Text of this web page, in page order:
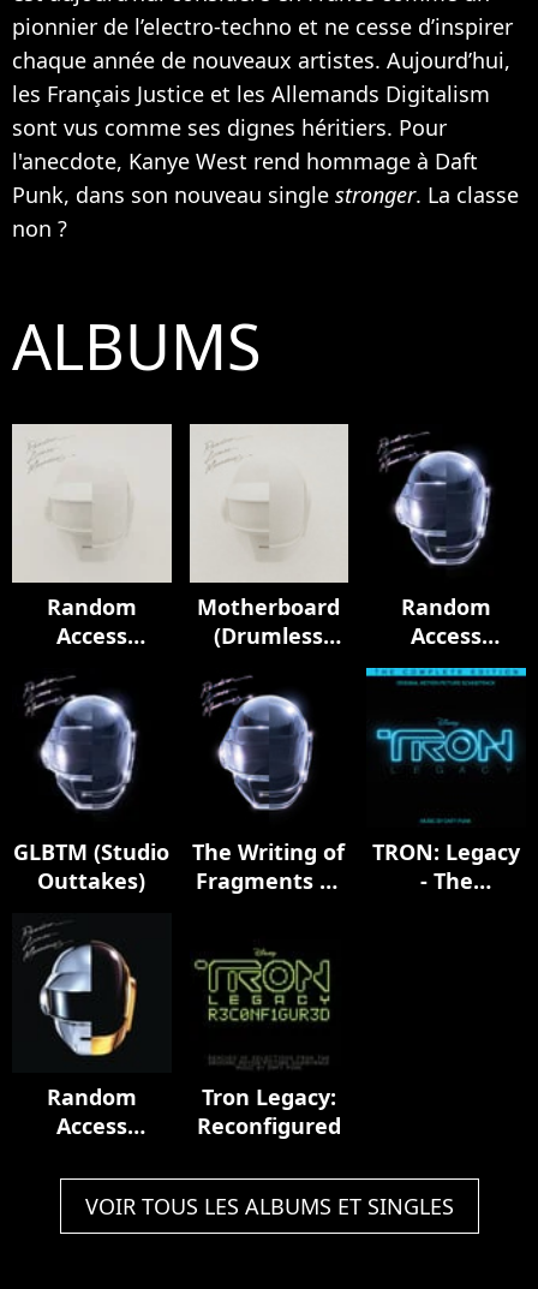
pionnier de l’electro-techno et ne cesse d’inspirer
chaque année de nouveaux artistes. Aujourd’hui,
les Français Justice et les Allemands Digitalism
sont vus comme ses dignes héritiers. Pour
l'anecdote, Kanye West rend hommage à Daft
Punk, dans son nouveau single stronger. La classe
non ?
ALBUMS
Random
Access
(Drumless
Edition)
Motherboard
(Drumless
Random
Access
Memories
(10th
Anniversary
Edition)
GLBTM (Studio
Outtakes)
The Writing of
Fragments of
TRON: Legacy
- The
Random
Access
Tron Legacy:
Reconfigured
VOIR TOUS LES ALBUMS ET SINGLES